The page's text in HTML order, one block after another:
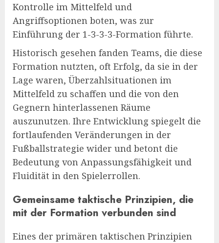
Kontrolle im Mittelfeld und
Angriffsoptionen boten, was zur
Einführung der 1-3-3-3-Formation führte.
Historisch gesehen fanden Teams, die diese
Formation nutzten, oft Erfolg, da sie in der
Lage waren, Überzahlsituationen im
Mittelfeld zu schaffen und die von den
Gegnern hinterlassenen Räume
auszunutzen. Ihre Entwicklung spiegelt die
fortlaufenden Veränderungen in der
Fußballstrategie wider und betont die
Bedeutung von Anpassungsfähigkeit und
Fluidität in den Spielerrollen.
Gemeinsame taktische Prinzipien, die
mit der Formation verbunden sind
Eines der primären taktischen Prinzipien